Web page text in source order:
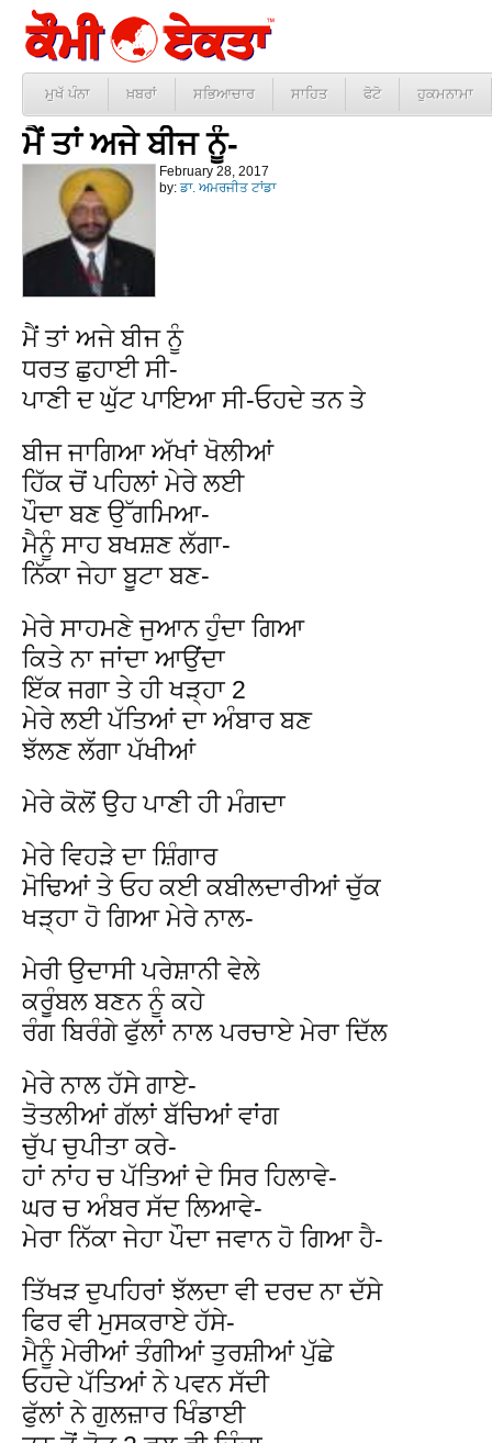
ਮੁਖੱ ਪੰਨਾ ਖ਼ਬਰਾਂ ਸਭਿਆਚਾਰ ਸਾਹਿਤ ਫੋਟੋ ਹੁਕਮਨਾਮਾ
ਮੈਂ ਤਾਂ ਅਜੇ ਬੀਜ ਨੂੰ-
February 28, 2017
by: ਡਾ. ਅਮਰਜੀਤ ਟਾਂਡਾ
ਮੈਂ ਤਾਂ ਅਜੇ ਬੀਜ ਨੂੰ
ਧਰਤ ਛੁਹਾਈ ਸੀ-
ਪਾਣੀ ਦ ਘੁੱਟ ਪਾਇਆ ਸੀ-ਓਹਦੇ ਤਨ ਤੇ
ਬੀਜ ਜਾਗਿਆ ਅੱਖਾਂ ਖੋਲੀਆਂ
ਹਿੱਕ ਚੋਂ ਪਹਿਲਾਂ ਮੇਰੇ ਲਈ
ਪੌਦਾ ਬਣ ਉੱਗਮਿਆ-
ਮੈਨੂੰ ਸਾਹ ਬਖਸ਼ਣ ਲੱਗਾ-
ਨਿੱਕਾ ਜੇਹਾ ਬੂਟਾ ਬਣ-
ਮੇਰੇ ਸਾਹਮਣੇ ਜੁਆਨ ਹੁੰਦਾ ਗਿਆ
ਕਿਤੇ ਨਾ ਜਾਂਦਾ ਆਉਂਦਾ
ਇੱਕ ਜਗਾ ਤੇ ਹੀ ਖੜ੍ਹਾ 2
ਮੇਰੇ ਲਈ ਪੱਤਿਆਂ ਦਾ ਅੰਬਾਰ ਬਣ
ਝੱਲਣ ਲੱਗਾ ਪੱਖੀਆਂ
ਮੇਰੇ ਕੋਲੋਂ ਉਹ ਪਾਣੀ ਹੀ ਮੰਗਦਾ
ਮੇਰੇ ਵਿਹੜੇ ਦਾ ਸ਼ਿੰਗਾਰ
ਮੋਢਿਆਂ ਤੇ ਓਹ ਕਈ ਕਬੀਲਦਾਰੀਆਂ ਚੁੱਕ
ਖੜ੍ਹਾ ਹੋ ਗਿਆ ਮੇਰੇ ਨਾਲ-
ਮੇਰੀ ਉਦਾਸੀ ਪਰੇਸ਼ਾਨੀ ਵੇਲੇ
ਕਰੂੰਬਲ ਬਣਨ ਨੂੰ ਕਹੇ
ਰੰਗ ਬਿਰੰਗੇ ਫੁੱਲਾਂ ਨਾਲ ਪਰਚਾਏ ਮੇਰਾ ਦਿੱਲ
ਮੇਰੇ ਨਾਲ ਹੱਸੇ ਗਾਏ-
ਤੋਤਲੀਆਂ ਗੱਲਾਂ ਬੱਚਿਆਂ ਵਾਂਗ
ਚੁੱਪ ਚੁਪੀਤਾ ਕਰੇ-
ਹਾਂ ਨਾਂਹ ਚ ਪੱਤਿਆਂ ਦੇ ਸਿਰ ਹਿਲਾਵੇ-
ਘਰ ਚ ਅੰਬਰ ਸੱਦ ਲਿਆਵੇ-
ਮੇਰਾ ਨਿੱਕਾ ਜੇਹਾ ਪੌਦਾ ਜਵਾਨ ਹੋ ਗਿਆ ਹੈ-
ਤਿੱਖੜ ਦੁਪਹਿਰਾਂ ਝੱਲਦਾ ਵੀ ਦਰਦ ਨਾ ਦੱਸੇ
ਫਿਰ ਵੀ ਮੁਸਕਰਾਏ ਹੱਸੇ-
ਮੈਨੂੰ ਮੇਰੀਆਂ ਤੰਗੀਆਂ ਤੁਰਸ਼ੀਆਂ ਪੁੱਛੇ
ਓਹਦੇ ਪੱਤਿਆਂ ਨੇ ਪਵਨ ਸੱਦੀ
ਫੁੱਲਾਂ ਨੇ ਗੁਲਜ਼ਾਰ ਖਿੰਡਾਈ